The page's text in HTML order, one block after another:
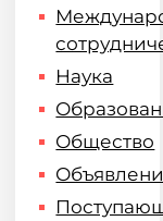
Наука
Общество